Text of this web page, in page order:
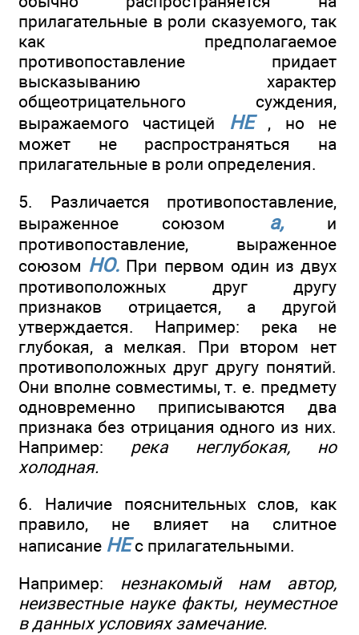
прилагательные в роли сказуемого, так
как предполагаемое
противопоставление придает
высказыванию характер
общеотрицательного суждения,
выражаемого частицей НЕ, но не
может не распространяться на
прилагательные в роли определения.
5. Различается противопоставление,
выраженное союзом а,и
противопоставление, выраженное
союзом НО. При первом один из двух
противоположных друг другу
признаков отрицается, а другой
утверждается. Например: река не
глубокая, а мелкая. При втором нет
противоположных друг другу понятий.
Они вполне совместимы, т. е. предмету
одновременно приписываются два
признака без отрицания одного из них.
Например: река неглубокая, но
холодная.
6. Наличие пояснительных слов, как
правило, не влияет на слитное
написание НЕс прилагательными.
Например: незнакомый нам автор,
неизвестные науке факты, неуместное
в данных условиях замечание.